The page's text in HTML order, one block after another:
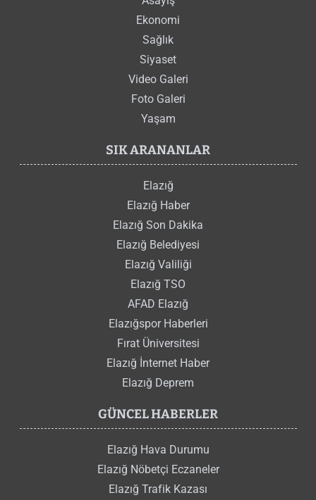
Ekonomi
Sağlık
Siyaset
Video Galeri
Foto Galeri
Yaşam
SIK ARANANLAR
Elazığ
Elazığ Haber
Elazığ Son Dakika
Elazığ Belediyesi
Elazığ Valiliği
Elazığ TSO
AFAD Elazığ
Elazığspor Haberleri
Fırat Üniversitesi
Elazığ İnternet Haber
Elazığ Deprem
GÜNCEL HABERLER
Elazığ Hava Durumu
Elazığ Nöbetçi Eczaneler
Elazığ Trafik Kazası